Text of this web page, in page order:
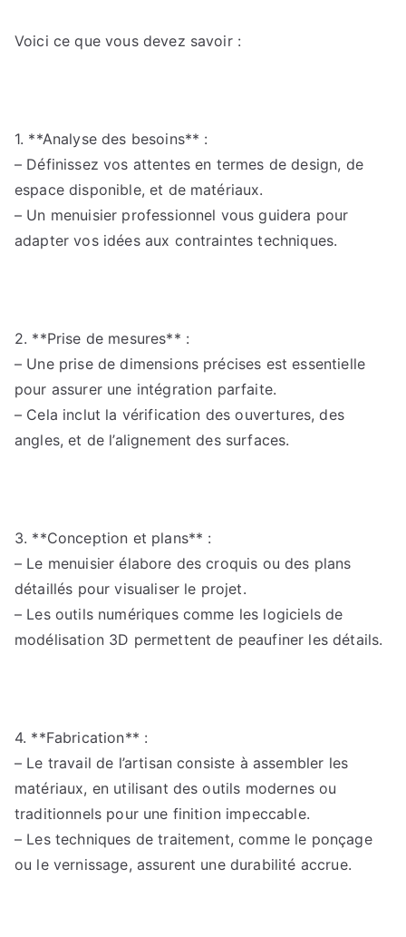
Voici ce que vous devez savoir :
1. **Analyse des besoins** :
– Définissez vos attentes en termes de design, de
espace disponible, et de matériaux.
– Un menuisier professionnel vous guidera pour
adapter vos idées aux contraintes techniques.
2. **Prise de mesures** :
– Une prise de dimensions précises est essentielle
pour assurer une intégration parfaite.
– Cela inclut la vérification des ouvertures, des
angles, et de l’alignement des surfaces.
3. **Conception et plans** :
– Le menuisier élabore des croquis ou des plans
détaillés pour visualiser le projet.
– Les outils numériques comme les logiciels de
modélisation 3D permettent de peaufiner les détails.
4. **Fabrication** :
– Le travail de l’artisan consiste à assembler les
matériaux, en utilisant des outils modernes ou
traditionnels pour une finition impeccable.
– Les techniques de traitement, comme le ponçage
ou le vernissage, assurent une durabilité accrue.